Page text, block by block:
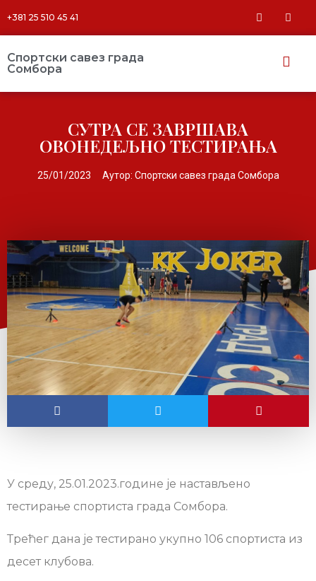
+381 25 510 45 41
Спортски савез града
Сомбора​
СУТРА СЕ ЗАВРШАВА
ОВОНЕДЕЉНО ТЕСТИРАЊА
25/01/2023 Аутор: Спортски савез града Сомбора
У среду, 25.01.2023.године је настављено
тестирање спортиста града Сомбора.
Трећег дана је тестирано укупно 106 спортиста из
десет клубова.